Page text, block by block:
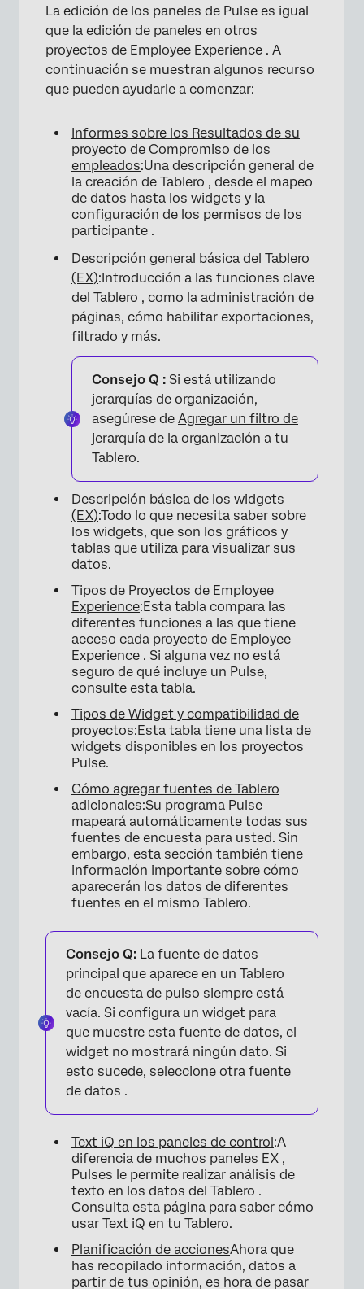
×
La edición de los paneles de Pulse es igual
que la edición de paneles en otros
proyectos de Employee Experience . A
continuación se muestran algunos recurso
que pueden ayudarle a comenzar:
Informes sobre los Resultados de su
proyecto de Compromiso de los
empleados:Una descripción general de
la creación de Tablero , desde el mapeo
de datos hasta los widgets y la
configuración de los permisos de los
participante .
Descripción general básica del Tablero
(EX):Introducción a las funciones clave
del Tablero , como la administración de
páginas, cómo habilitar exportaciones,
filtrado y más.
Consejo Q : Si está utilizando
jerarquías de organización,
asegúrese de Agregar un filtro de
jerarquía de la organización a tu
Tablero.
Descripción básica de los widgets
(EX):Todo lo que necesita saber sobre
los widgets, que son los gráficos y
tablas que utiliza para visualizar sus
datos.
Tipos de Proyectos de Employee
Experience:Esta tabla compara las
diferentes funciones a las que tiene
acceso cada proyecto de Employee
Experience . Si alguna vez no está
seguro de qué incluye un Pulse,
consulte esta tabla.
Tipos de Widget y compatibilidad de
proyectos:Esta tabla tiene una lista de
widgets disponibles en los proyectos
Pulse.
Cómo agregar fuentes de Tablero
adicionales:Su programa Pulse
mapeará automáticamente todas sus
fuentes de encuesta para usted. Sin
embargo, esta sección también tiene
información importante sobre cómo
aparecerán los datos de diferentes
fuentes en el mismo Tablero.
Consejo Q: La fuente de datos
principal que aparece en un Tablero
de encuesta de pulso siempre está
vacía. Si configura un widget para
que muestre esta fuente de datos, el
widget no mostrará ningún dato. Si
esto sucede, seleccione otra fuente
de datos .
Text iQ en los paneles de control:A
diferencia de muchos paneles EX ,
Pulses le permite realizar análisis de
texto en los datos del Tablero .
Consulta esta página para saber cómo
usar Text iQ en tu Tablero.
Planificación de accionesAhora que
has recopilado información, datos a
partir de tus opinión, es hora de pasar